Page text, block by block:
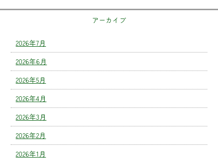
アーカイブ
2026年7月
2026年6月
2026年5月
2026年4月
2026年3月
2026年2月
2026年1月